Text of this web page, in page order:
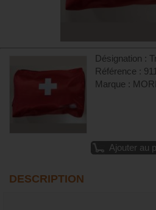
Désignation :
Référence :
Marque :
Ajouter au
DESCRIPTION